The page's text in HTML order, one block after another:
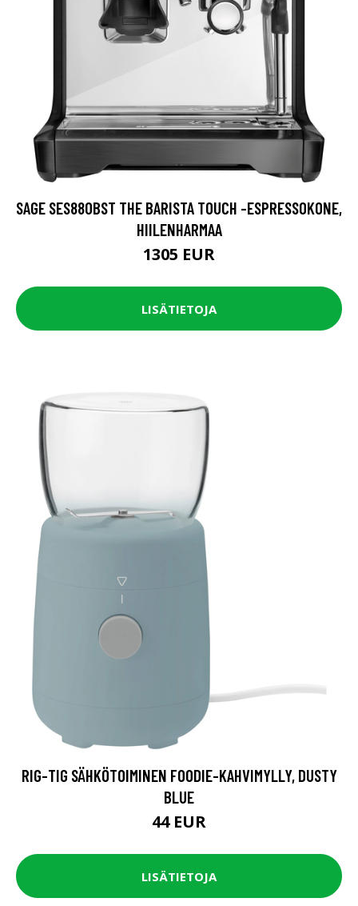
SAGE SES880BST THE BARISTA TOUCH -ESPRESSOKONE,
HIILENHARMAA
1305 EUR
LISÄTIETOJA
RIG-TIG SÄHKÖTOIMINEN FOODIE-KAHVIMYLLY, DUSTY
BLUE
44 EUR
LISÄTIETOJA